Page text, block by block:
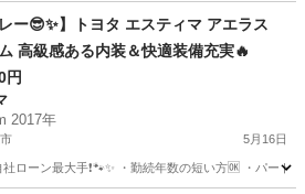
オトロン
レー😎✨】トヨタ エスティマ アエラス
高級感ある内装＆快適装備充実🔥
円
2017年
5月16日
社ローン最大手❗️🐾✨ ・勤続年数の短い方🆗 ・パー